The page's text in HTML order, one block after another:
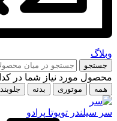
وبلاگ
جستجو
محصول مورد نیاز شما در
همه موتوری بدنه
سر سیلندر تویوتا پرادو